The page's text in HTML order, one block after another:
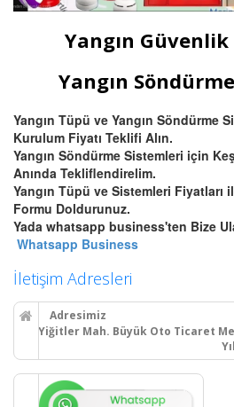
Yangın
Yangın
Yangın Tüpü ve Yangın Söndürme
Kurulum Fiyatı Teklifi Alın.
Yangın Söndürme Sistemleri için
Anında Tekliflendirelim.
Yangın Tüpü ve Sistemleri
Formu Doldurunuz.
Yada whatsapp business'ten Bize
Whatsapp Business
İletişim Adresleri
Adresimiz
Yiğitler Mah. Büyük Oto Ticaret
Yıldırım /